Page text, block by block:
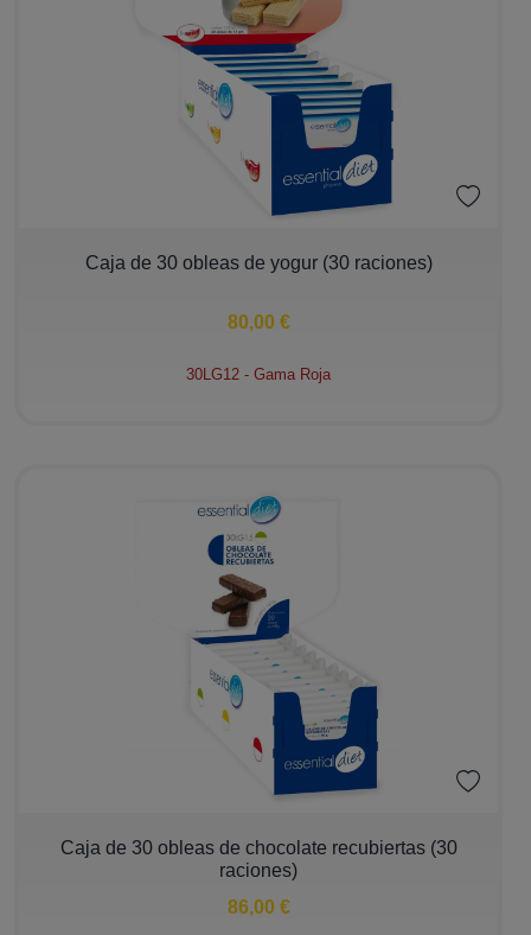
+
Caja de 30 obleas de yogur (30 raciones)
80,00 €
30LG12 - Gama Roja
+
Caja de 30 obleas de chocolate recubiertas (30
raciones)
86,00 €